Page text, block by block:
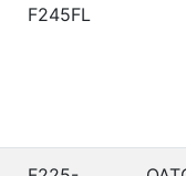
F245FL